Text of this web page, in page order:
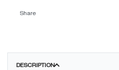
Share
DESCRIPTION